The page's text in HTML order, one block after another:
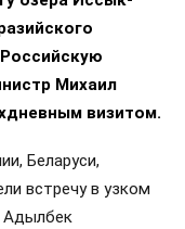
Михаил
визитом.
Беларуси,
встречу в узком
Адылбек